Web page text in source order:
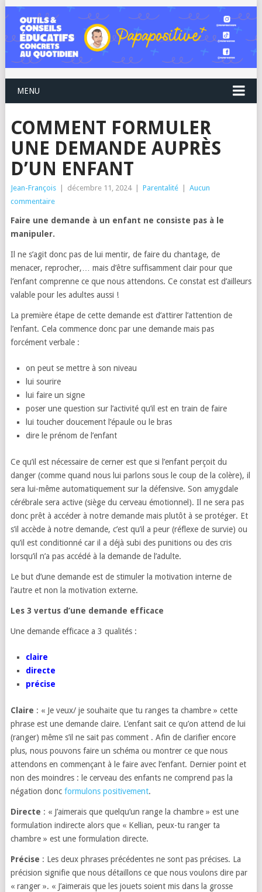
MENU
COMMENT FORMULER
UNE DEMANDE AUPRÈS
D’UN ENFANT
Jean-François décembre 11, 2024 Parentalité
Aucun
commentaire
Faire une demande à un enfant ne consiste pas à le
manipuler.
Il ne s’agit donc pas de lui mentir, de faire du chantage, de
menacer, reprocher,… mais d’être suffisamment clair pour que
l’enfant comprenne ce que nous attendons. Ce constat est d’ailleurs
valable pour les adultes aussi !
La première étape de cette demande est d’attirer l’attention de
l’enfant. Cela commence donc par une demande mais pas
forcément verbale :
on peut se mettre à son niveau
lui sourire
lui faire un signe
poser une question sur l’activité qu’il est en train de faire
lui toucher doucement l’épaule ou le bras
dire le prénom de l’enfant
Ce qu’il est nécessaire de cerner est que si l’enfant perçoit du
danger (comme quand nous lui parlons sous le coup de la colère), il
sera lui-même automatiquement sur la défensive. Son amygdale
cérébrale sera active (siège du cerveau émotionnel). Il ne sera pas
donc prêt à accéder à notre demande mais plutôt à se protéger. Et
s’il accède à notre demande, c’est qu’il a peur (réflexe de survie) ou
qu’il est conditionné car il a déjà subi des punitions ou des cris
lorsqu’il n’a pas accédé à la demande de l’adulte.
Le but d’une demande est de stimuler la motivation interne de
l’autre et non la motivation externe.
Les 3 vertus d’une demande efficace
Une demande efficace a 3 qualités :
claire
directe
précise
Claire : « Je veux/ je souhaite que tu ranges ta chambre » cette
phrase est une demande claire. L’enfant sait ce qu’on attend de lui
(ranger) même s’il ne sait pas comment . Afin de clarifier encore
plus, nous pouvons faire un schéma ou montrer ce que nous
attendons en commençant à le faire avec l’enfant. Dernier point et
non des moindres : le cerveau des enfants ne comprend pas la
négation donc formulons positivement.
Directe : « J’aimerais que quelqu’un range la chambre » est une
formulation indirecte alors que « Kellian, peux-tu ranger ta
chambre » est une formulation directe.
Précise : Les deux phrases précédentes ne sont pas précises. La
précision signifie que nous détaillons ce que nous voulons dire par
« ranger ». « J’aimerais que les jouets soient mis dans la grosse